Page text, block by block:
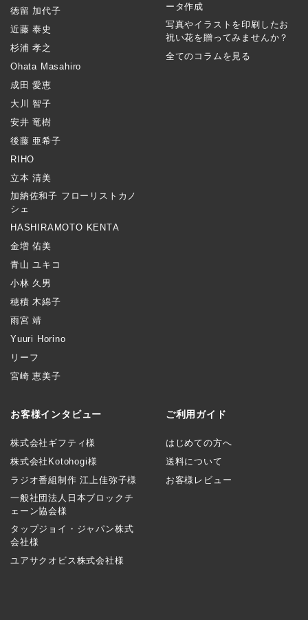
徳留 加代子
近藤 泰史
杉浦 孝之
Ohata Masahiro
成田 愛恵
大川 智子
安井 竜樹
後藤 亜希子
RIHO
立本 清美
加納佐和子 フローリストカノ
シェ
HASHIRAMOTO KENTA
金増 佑美
青山 ユキコ
小林 久男
穂積 木綿子
雨宮 靖
Yuuri Horino
リーフ
宮崎 恵美子
ータ作成
写真やイラストを印刷したお
祝い花を贈ってみませんか？
全てのコラムを見る
お客様インタビュー
株式会社ギフティ様
株式会社Kotohogi様
ラジオ番組制作 江上佳弥子様
一般社団法人日本ブロックチ
ェーン協会様
タップジョイ・ジャパン株式
会社様
ユアサクオビス株式会社様
ご利用ガイド
はじめての方へ
送料について
お客様レビュー